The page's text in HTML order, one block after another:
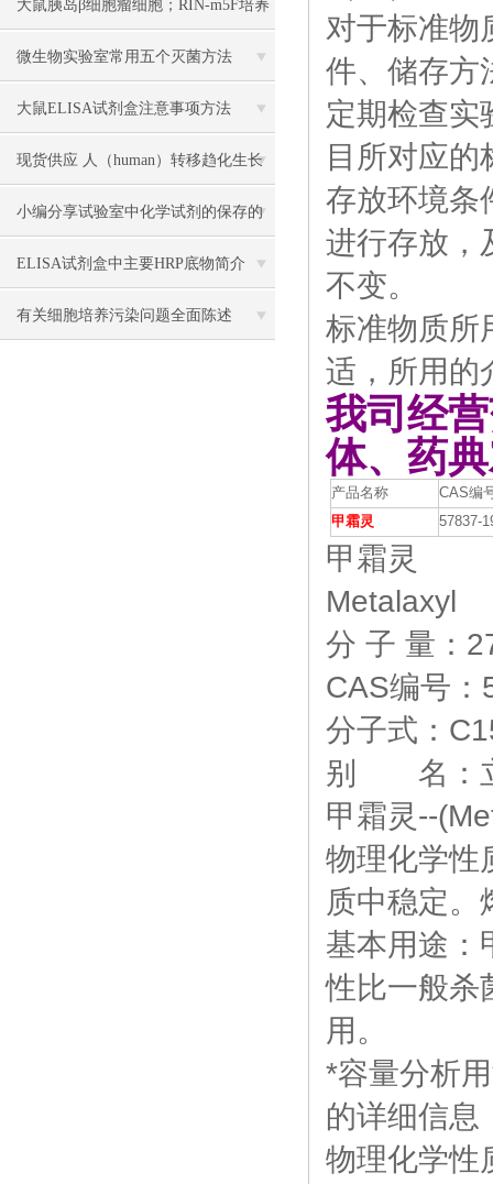
大鼠胰岛β细胞瘤细胞；RIN-m5F培养
操作说明
微生物实验室常用五个灭菌方法
大鼠ELISA试剂盒注意事项方法
现货供应 人（human）转移趋化生长
因子β1（TGF-β1） 说明书
小编分享试验室中化学试剂的保存的
方法
ELISA试剂盒中主要HRP底物简介
有关细胞培养污染问题全面陈述
对于标准物
件、储存方
定期检查实
目所对应
存放环境条
进行存放，
不变。
标准物质所
适，所用的
我司经
体、药
产品名称
CAS编
甲霜灵
57837-
甲霜灵
Metalaxyl
分 子 量：
CAS编号
分子式：
别 名：立
甲霜灵--
物理化学性
质中稳定
基本用途：
性比一般杀
用。
*容量分析
的详细信息
物理化学性